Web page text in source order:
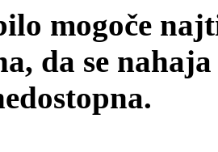
mogoče
da se